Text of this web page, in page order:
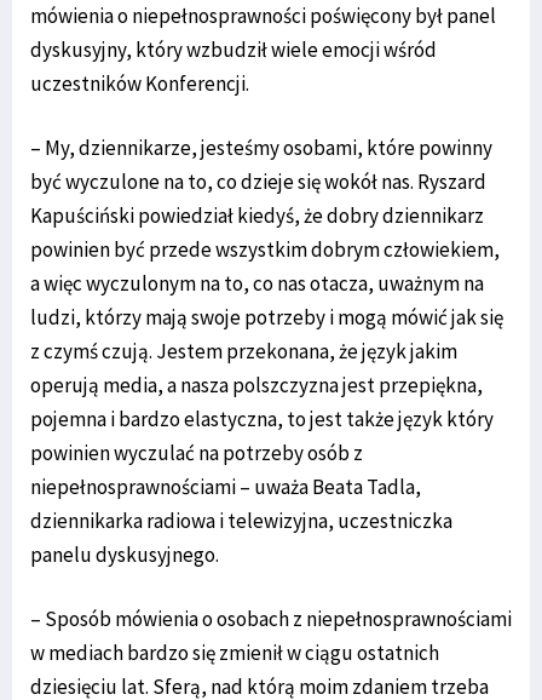
mówienia o niepełnosprawności poświęcony był panel
dyskusyjny, który wzbudził wiele emocji wśród
uczestników Konferencji.
– My, dziennikarze, jesteśmy osobami, które powinny
być wyczulone na to, co dzieje się wokół nas. Ryszard
Kapuściński powiedział kiedyś, że dobry dziennikarz
powinien być przede wszystkim dobrym człowiekiem,
a więc wyczulonym na to, co nas otacza, uważnym na
ludzi, którzy mają swoje potrzeby i mogą mówić jak się
z czymś czują. Jestem przekonana, że język jakim
operują media, a nasza polszczyzna jest przepiękna,
pojemna i bardzo elastyczna, to jest także język który
powinien wyczulać na potrzeby osób z
niepełnosprawnościami – uważa Beata Tadla,
dziennikarka radiowa i telewizyjna, uczestniczka
panelu dyskusyjnego.
– Sposób mówienia o osobach z niepełnosprawnościami
w mediach bardzo się zmienił w ciągu ostatnich
dziesięciu lat. Sferą, nad którą moim zdaniem trzeba